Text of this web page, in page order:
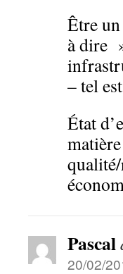
Être
à dire
– tel
État
Pascal
20/02/